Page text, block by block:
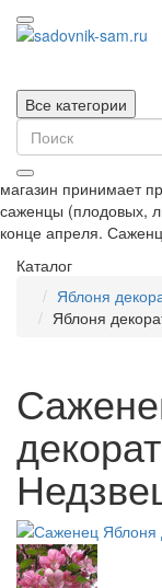
Все категории
магазин принимает
саженцы (плодовых,
конце апреля.
Каталог
Яблоня
Яблоня